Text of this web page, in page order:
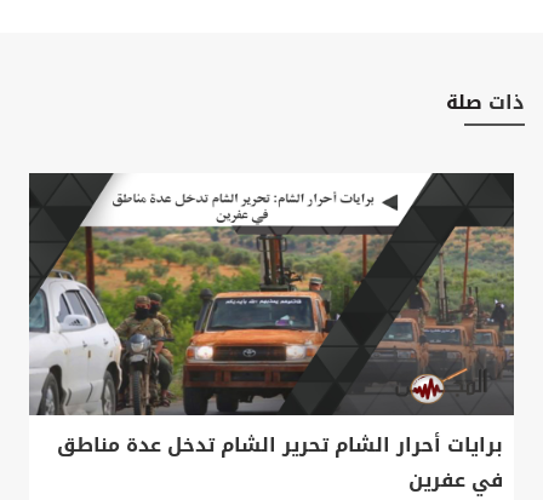
ذات صلة
برايات أحرار الشام تحرير الشام تدخل عدة مناطق
في عفرين